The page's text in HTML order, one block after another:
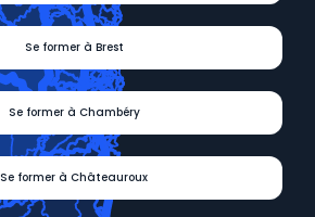
Se former à Brest
Se former à Chambéry
Se former à Châteauroux